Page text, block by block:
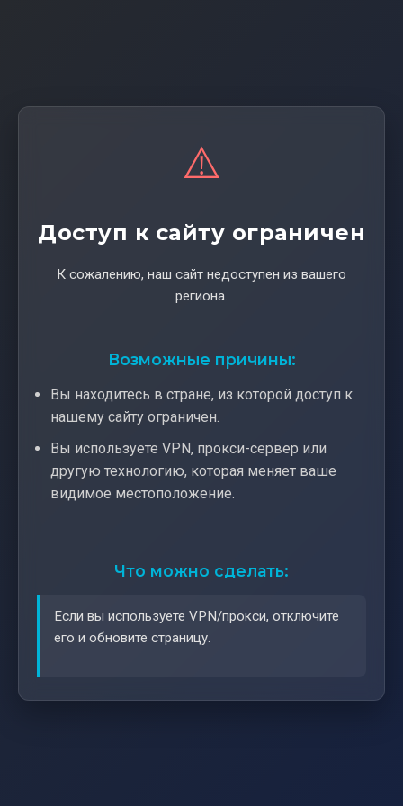
⚠️
Доступ к сайту ограничен
К сожалению, наш сайт недоступен из вашего
региона.
Возможные причины:
Вы находитесь в стране, из которой доступ к
нашему сайту ограничен.
Вы используете VPN, прокси-сервер или
другую технологию, которая меняет ваше
видимое местоположение.
Что можно сделать:
Если вы используете VPN/прокси, отключите
его и обновите страницу.